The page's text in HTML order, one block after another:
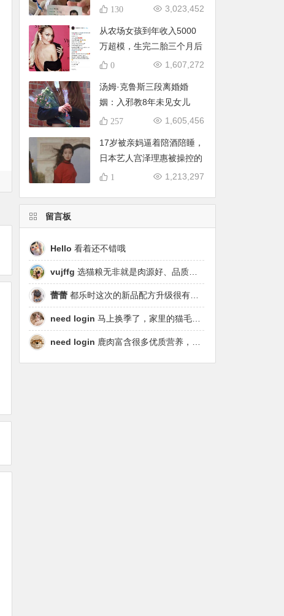
常青」
3,023,452
130
从农场女孩到年收入5000
万超模，生完二胎三个月后
就复出
1,607,272
0
汤姆·克鲁斯三段离婚婚
姻：入邪教8年未见女儿
1,605,456
257
17岁被亲妈逼着陪酒陪睡，
日本艺人宫泽理惠被操控的
人生
1,213,297
1
留言板
Hello 看着还不错哦
vujffg 选猫粮无非就是肉源好、品质好、工艺好，都乐时磷虾鹿肉烘焙粮真的可以闭眼冲了！
蕾蕾 都乐时这次的新品配方升级很有针对性，从原料溯源到营养配比都踩中了当下高端市场的需求点，期待后续的区域代理政策。
need login 马上换季了，家里的猫毛又要多起来了……太需要像都乐时这种28天就能改善毛发的产品！
need login 鹿肉富含很多优质营养，磷虾油对毛发改善也很明显，都乐时太懂铲屎官想要什么了